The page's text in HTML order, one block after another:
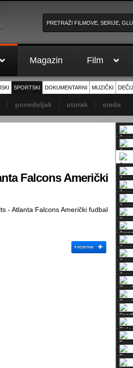
Magazin Film
SPORTSKI DOKUMENTARNI MUZIČKI
ponedeljak utorak sreda
Falcons Američki
- Atlanta Falcons Američki fudbal